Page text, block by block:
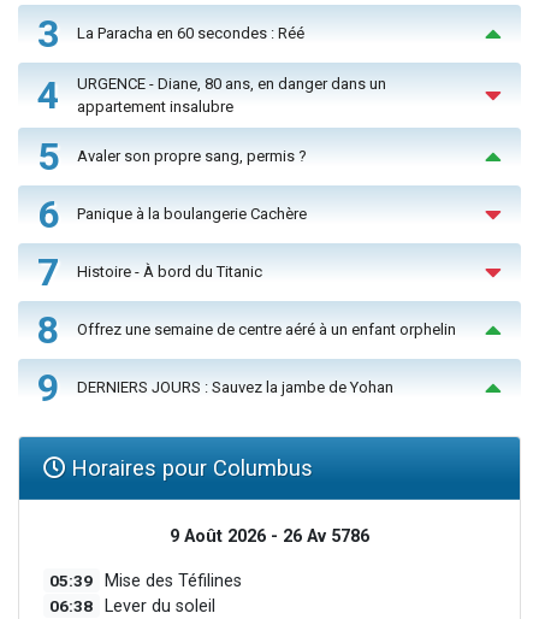
3 La Paracha en 60 secondes : Réé
4
URGENCE - Diane, 80 ans, en danger dans un
appartement insalubre
5 Avaler son propre sang, permis ?
6 Panique à la boulangerie Cachère
7 Histoire - À bord du Titanic
8 Offrez une semaine de centre aéré à un enfant orphelin
9 DERNIERS JOURS : Sauvez la jambe de Yohan
Horaires pour Columbus
9 Août 2026 - 26 Av 5786
05:39 Mise des Téfilines
06:38 Lever du soleil